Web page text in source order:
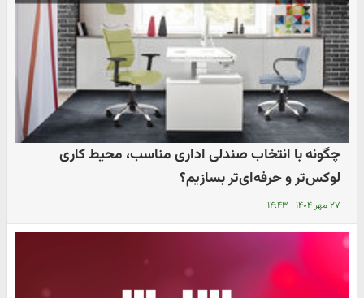
چگونه با انتخاب صندلی اداری مناسب، محیط کاری
لوکس‌تر و حرفه‌ای‌تر بسازیم؟
۲۷ مهر ۱۴۰۴ | ۱۴:۴۳